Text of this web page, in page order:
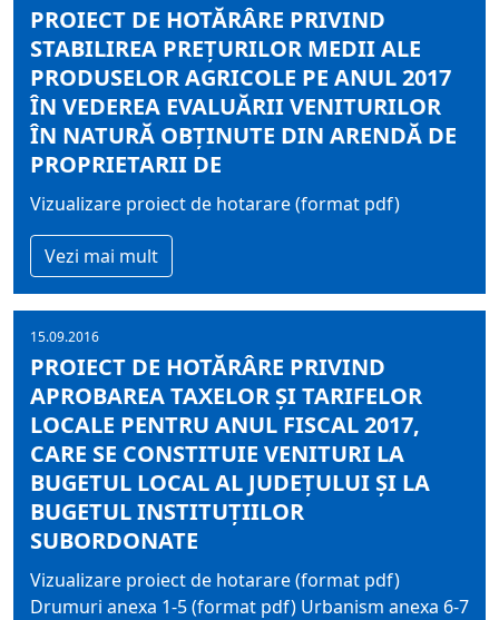
PROIECT DE HOTĂRÂRE PRIVIND
STABILIREA PREŢURILOR MEDII ALE
PRODUSELOR AGRICOLE PE ANUL 2017
ÎN VEDEREA EVALUĂRII VENITURILOR
ÎN NATURĂ OBŢINUTE DIN ARENDĂ DE
PROPRIETARII DE
Vizualizare proiect de hotarare (format pdf)
Vezi mai mult
15.09.2016
PROIECT DE HOTĂRÂRE PRIVIND
APROBAREA TAXELOR ŞI TARIFELOR
LOCALE PENTRU ANUL FISCAL 2017,
CARE SE CONSTITUIE VENITURI LA
BUGETUL LOCAL AL JUDEŢULUI ŞI LA
BUGETUL INSTITUŢIILOR
SUBORDONATE
Vizualizare proiect de hotarare (format pdf)
Drumuri anexa 1-5 (format pdf) Urbanism anexa 6-7